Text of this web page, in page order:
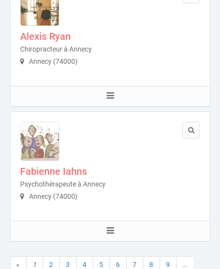
Alexis Ryan
Chiropracteur à Annecy
Annecy (74000)
Fabienne Iahns
Psychothérapeute à Annecy
Annecy (74000)
« 1 2 3 4 5 6 7 8 9 …